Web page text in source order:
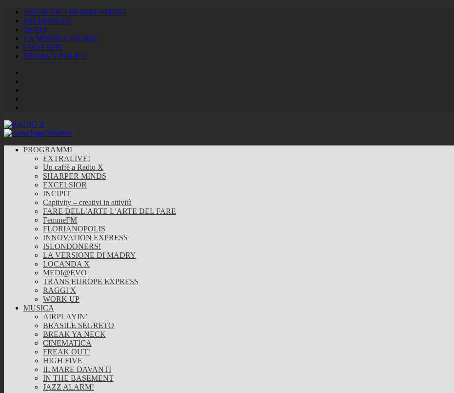
ASCOLTACI IN STREAMING
PALINSESTO
TEAM
LA NOSTRA STORIA
CONTATTI
PRIVACY POLICY
PROGRAMMI
EXTRALIVE!
Un caffè a Radio X
SHARPER MINDS
EXCELSIOR
INCIPIT
Captivity – creativi in attività
FARE DELL’ARTE L’ARTE DEL FARE
FemmeFM
FLORIANOPOLIS
INNOVATION EXPRESS
ISLONDONERS!
LA VERSIONE DI MADRY
LOCANDA X
MEDI@EVO
TRANS EUROPE EXPRESS
RAGGI X
WORK UP
MUSICA
AIRPLAYIN’
BRASILE SEGRETO
BREAK YA NECK
CINEMATICA
FREAK OUT!
HIGH FIVE
IL MARE DAVANTI
IN THE BASEMENT
JAZZ ALARM!